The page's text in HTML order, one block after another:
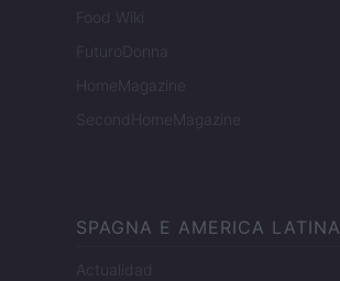
Food Wiki
FuturoDonna
HomeMagazine
SecondHomeMagazine
SPAGNA E AMERICA LATINA
Actualidad